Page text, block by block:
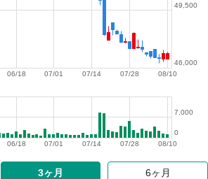
08/10
07/28
07/14
07/01
06/18
46,000
49,500
08/10
07/28
07/14
07/01
06/18
0
7,000
3ヶ月 6ヶ月